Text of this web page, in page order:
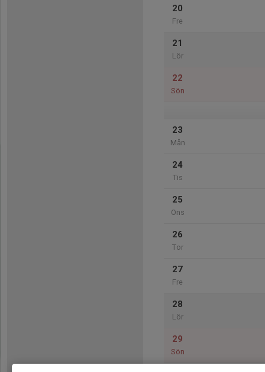
20
Fre
21
Lör
22
Sön
23
Mån
24
Tis
25
Ons
26
Tor
27
Fre
28
Lör
29
Sön